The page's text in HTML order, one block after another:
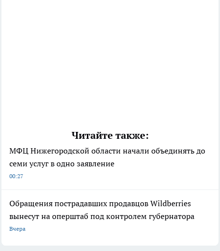
Читайте также:
МФЦ Нижегородской области начали объединять до
семи услуг в одно заявление
00:27
Обращения пострадавших продавцов Wildberries
вынесут на оперштаб под контролем губернатора
Вчера